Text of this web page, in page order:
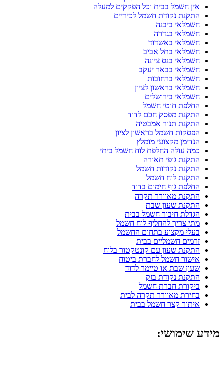
אין חשמל בבית וכל הפקקים למעלה
התקנת נקודת חשמל לכיריים
חשמלאי ביבנה
חשמלאי בגדרה
חשמלאי באשדוד
חשמלאי בתל אביב
חשמלאי בנס ציונה
חשמלאי בבאר יעקב
חשמלאי ברחובות
חשמלאי בראשון לציון
חשמלאי בירושלים
החלפת חוטי חשמל
התקנת מפסק חכם לדוד
התקנת תנור אמבטיה
הפסקות חשמל בראשון לציון
הנדימן מקצועי מומלץ
כמה עולה החלפת לוח חשמל ביתי
התקנת גופי תאורה
התקנת נקודות חשמל
התקנת לוח חשמל
החלפת גוף חימום בדוד
התקנת מאוורר תקרה
התקנת שעון שבת
הגדלת חיבור חשמל בבית
מתי צריך להחליף לוח חשמל
בעלי מקצוע בתחום החשמל
זרמים חשמליים בבית
התקנת שעון עם קונטקטור בלוח
אישור חשמל לחברת ביטוח
שעון שבת או טיימר לדוד
התקנת נקודת בזק
ביקורת חברת חשמל
בחירת מאוורר תקרה לבית
איתור קצר חשמל בבית
מידע שימושי: